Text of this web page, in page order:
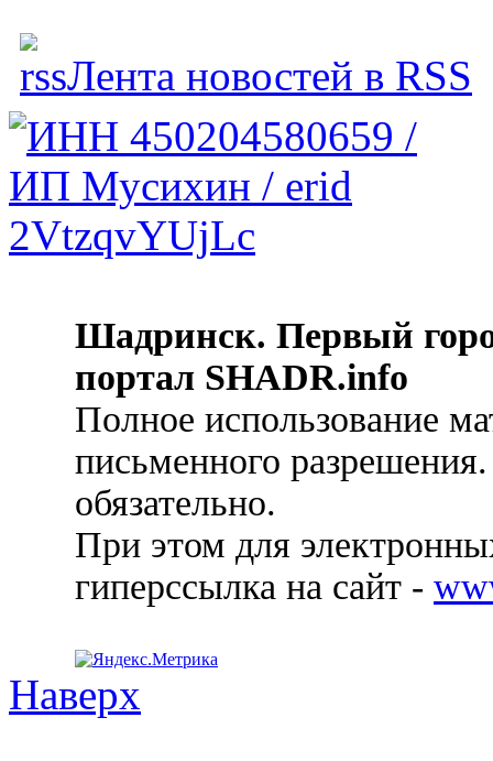
Лента новостей в RSS
Шадринск. Первый
портал SHADR.info
Полное использование
письменного
обязательно.
При этом для
гиперссылка на сайт -
Наверх